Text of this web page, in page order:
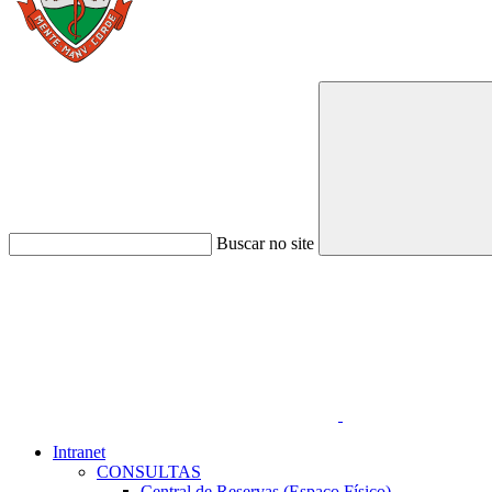
Buscar no site
Intranet
CONSULTAS